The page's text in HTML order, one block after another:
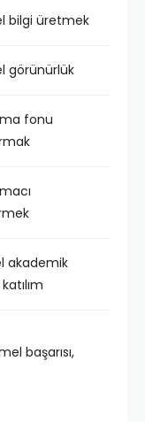
bilgi üretmek
görünürlük
fonu
akademik
başarısı,